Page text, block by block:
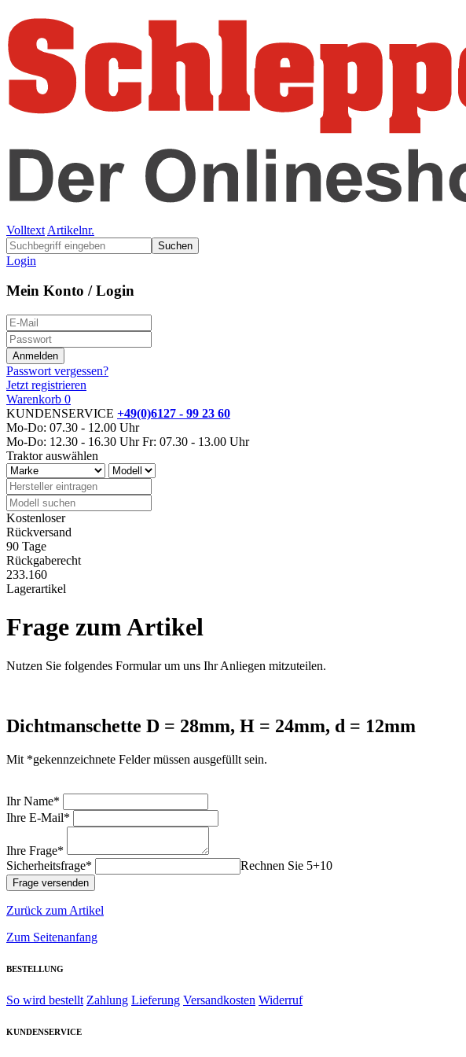
Volltext Artikelnr.
Suchen
Login
Mein Konto / Login
Passwort vergessen?
Jetzt registrieren
Warenkorb 0
KUNDENSERVICE +49(0)6127 - 99 23 60
Mo-Do: 07.30 - 12.00 Uhr
Mo-Do: 12.30 - 16.30 Uhr Fr: 07.30 - 13.00 Uhr
Traktor auswählen
Kostenloser
Rückversand
90 Tage
Rückgaberecht
233.160
Lagerartikel
Frage zum Artikel
Nutzen Sie folgendes Formular um uns Ihr Anliegen mitzuteilen.
Dichtmanschette D = 28mm, H = 24mm, d = 12mm
Mit *gekennzeichnete Felder müssen ausgefüllt sein.
Ihr Name*
Ihre E-Mail*
Ihre Frage*
Sicherheitsfrage*
Rechnen Sie 5+10
Zurück zum Artikel
Zum Seitenanfang
BESTELLUNG
So wird bestellt Zahlung Lieferung Versandkosten Widerruf
KUNDENSERVICE